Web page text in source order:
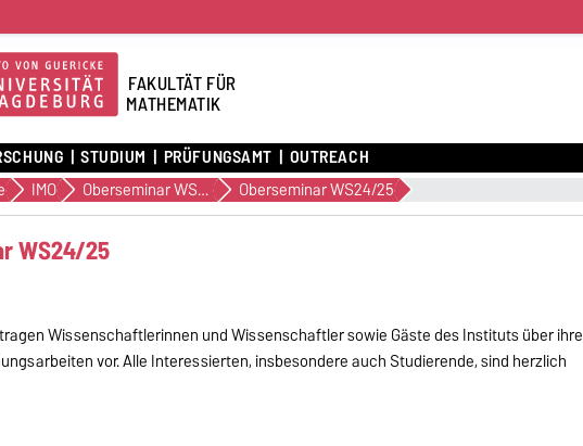
FAKULTÄT FÜR
MATHEMATIK
STUDIUM PRÜFUNGSAMT OUTREACH
IMO Oberseminar WS26/27 Oberseminar WS24/25
WS24/25
Wissenschaftlerinnen und Wissenschaftler sowie Gäste des Instituts über ihre
vor. Alle Interessierten, insbesondere auch Studierende, sind herzlich